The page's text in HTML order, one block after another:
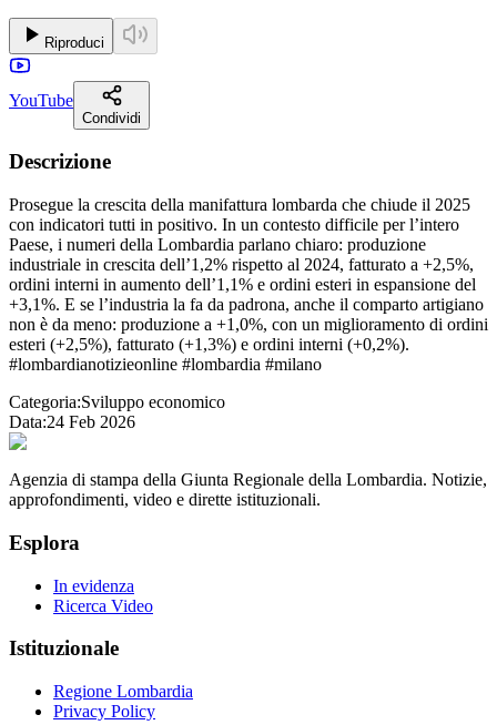
Riproduci
YouTube
Condividi
Descrizione
Prosegue la crescita della manifattura lombarda che chiude il 2025
con indicatori tutti in positivo. In un contesto difficile per l’intero
Paese, i numeri della Lombardia parlano chiaro: produzione
industriale in crescita dell’1,2% rispetto al 2024, fatturato a +2,5%,
ordini interni in aumento dell’1,1% e ordini esteri in espansione del
+3,1%. E se l’industria la fa da padrona, anche il comparto artigiano
non è da meno: produzione a +1,0%, con un miglioramento di ordini
esteri (+2,5%), fatturato (+1,3%) e ordini interni (+0,2%).
#lombardianotizieonline #lombardia #milano
Categoria:Sviluppo economico
Data:24 Feb 2026
Agenzia di stampa della Giunta Regionale della Lombardia. Notizie,
approfondimenti, video e dirette istituzionali.
Esplora
In evidenza
Ricerca Video
Istituzionale
Regione Lombardia
Privacy Policy